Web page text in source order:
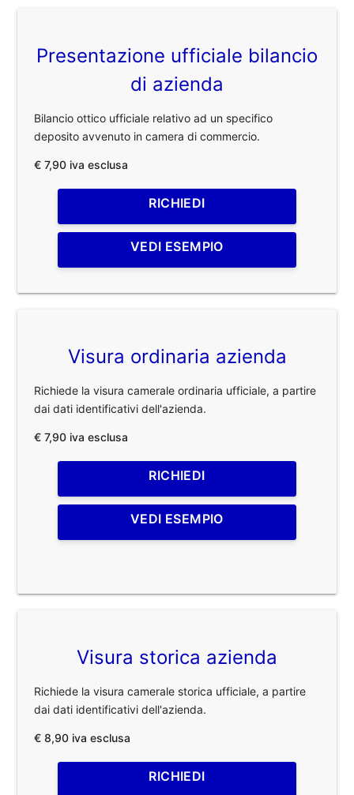
Presentazione ufficiale bilancio
di azienda
Bilancio ottico ufficiale relativo ad un specifico
deposito avvenuto in camera di commercio.
€ 7,90 iva esclusa
RICHIEDI
VEDI ESEMPIO
Visura ordinaria azienda
Richiede la visura camerale ordinaria ufficiale, a partire
dai dati identificativi dell'azienda.
€ 7,90 iva esclusa
RICHIEDI
VEDI ESEMPIO
Visura storica azienda
Richiede la visura camerale storica ufficiale, a partire
dai dati identificativi dell'azienda.
€ 8,90 iva esclusa
RICHIEDI